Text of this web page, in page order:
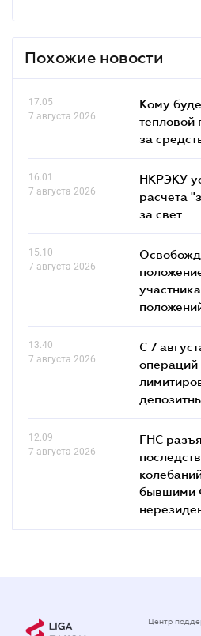
Похожие новости
17.05
7 августа 2026
Кому
тепловой
за
16.01
7 августа 2026
НКРЭКУ
расчета
за свет
15.10
7 августа 2026
13.40
7 августа 2026
С 7
операций
12.09
7 августа 2026
ГНС
бывшими
Центр